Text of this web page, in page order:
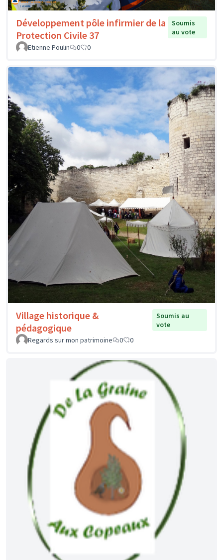
Développement pôle infirmier de la
Protection Civile 37
Soumis
au vote
Etienne Poulin
0 0
Village historique &
pédagogique
Soumis au
vote
Regards sur mon patrimoine
0 0